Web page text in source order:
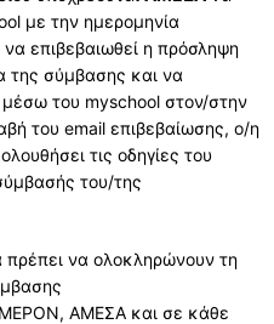
με την ημερομηνία
επιβεβαιωθεί η πρόσληψη
της σύμβασης και να
μέσω του myschool στον/στην
του email επιβεβαίωσης, ο/η
τις οδηγίες του
του/της
πρέπει να ολοκληρώνουν τη
ΑΜΕΣΑ και σε κάθε